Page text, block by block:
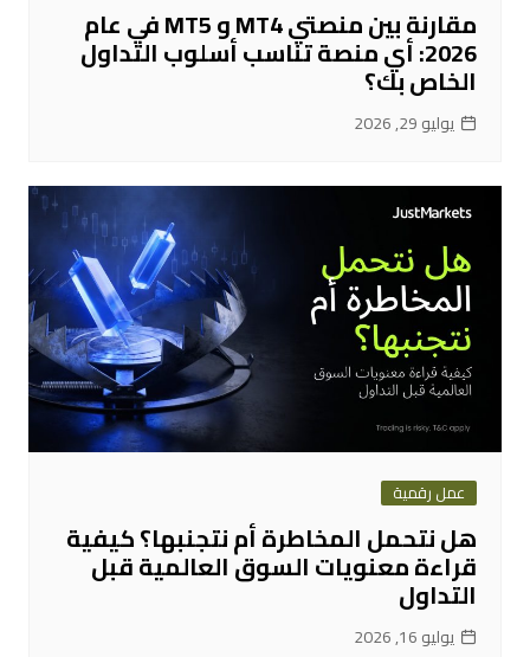
مقارنة بين منصتي MT4 و MT5 في عام
2026: أي منصة تناسب أسلوب التداول
الخاص بك؟
يوليو 29, 2026
عمل رقمية
هل نتحمل المخاطرة أم نتجنبها؟ كيفية
قراءة معنويات السوق العالمية قبل
التداول
يوليو 16, 2026